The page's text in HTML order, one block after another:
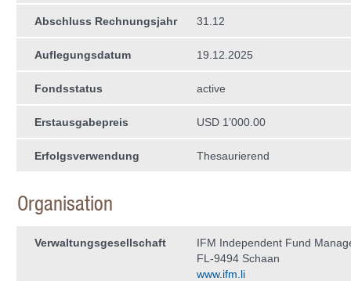
Abschluss Rechnungsjahr 31.12
Auflegungsdatum 19.12.2025
Fondsstatus active
Erstausgabepreis USD 1’000.00
Erfolgsverwendung Thesaurierend
Organisation
Verwaltungs­gesellschaft
IFM Independent Fund
FL-9494 Schaan
www.ifm.li